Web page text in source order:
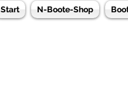
Start N-Boote-Shop